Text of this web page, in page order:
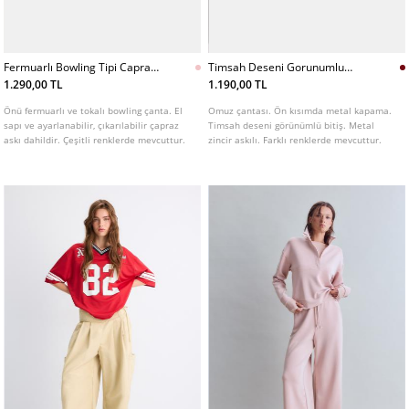
Fermuarlı Bowling Tipi Capraz
Askılı Canta
1.290,00 TL
Önü fermuarlı ve tokalı bowling çanta. El
sapı ve ayarlanabilir, çıkarılabilir çapraz
askı dahildir. Çeşitli renklerde mevcuttur.
Timsah Deseni Gorunumlu
Sert Capraz Askılı Canta
1.190,00 TL
Omuz çantası. Ön kısımda metal kapama.
Timsah deseni görünümlü bitiş. Metal
zincir askılı. Farklı renklerde mevcuttur.